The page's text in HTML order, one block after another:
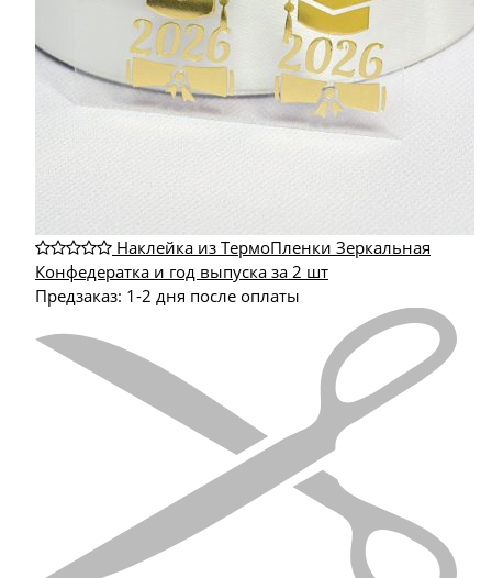
Наклейка из ТермоПленки Зеркальная
Конфедератка и год выпуска за 2 шт
Предзаказ: 1-2 дня после оплаты